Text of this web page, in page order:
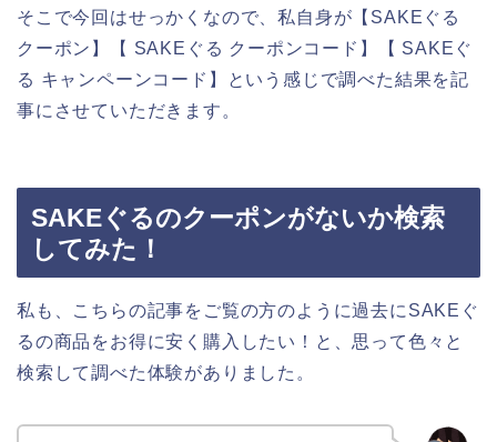
そこで今回はせっかくなので、私自身が【SAKEぐる
クーポン】【 SAKEぐる クーポンコード】【 SAKEぐ
る キャンペーンコード】という感じで調べた結果を記
事にさせていただきます。
SAKEぐるのクーポンがないか検索
してみた！
私も、こちらの記事をご覧の方のように過去にSAKEぐ
るの商品をお得に安く購入したい！と、思って色々と
検索して調べた体験がありました。